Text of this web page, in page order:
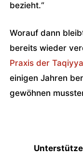
bezieht.“
Worauf dann
bereits wieder
einigen Jahren
gewöhnen